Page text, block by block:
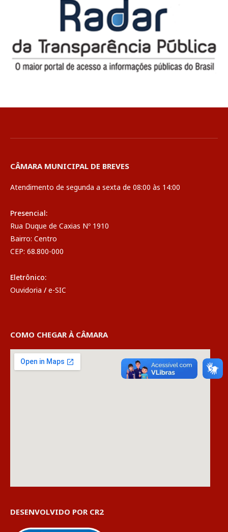
CÂMARA MUNICIPAL DE BREVES
Atendimento de segunda a sexta de 08:00 às 14:00
Presencial:
Rua Duque de Caxias Nº 1910
Bairro: Centro
CEP: 68.800-000
Eletrônico:
Ouvidoria / e-SIC
COMO CHEGAR À CÂMARA
DESENVOLVIDO POR CR2